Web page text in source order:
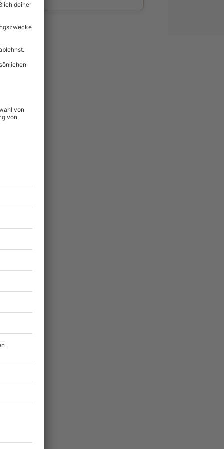
für alle Erlebnisse
& verlängerbar.
°P